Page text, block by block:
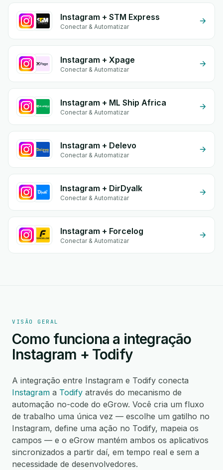
Instagram + STM Express
Conectar & Automatizar
Instagram + Xpage
Conectar & Automatizar
Instagram + ML Ship Africa
Conectar & Automatizar
Instagram + Delevo
Conectar & Automatizar
Instagram + DirDyalk
Conectar & Automatizar
Instagram + Forcelog
Conectar & Automatizar
VISÃO GERAL
Como funciona a integração
Instagram + Todify
A integração entre Instagram e Todify conecta
Instagram a Todify através do mecanismo de
automação no-code do eGrow. Você cria um fluxo
de trabalho uma única vez — escolhe um gatilho no
Instagram, define uma ação no Todify, mapeia os
campos — e o eGrow mantém ambos os aplicativos
sincronizados a partir daí, em tempo real e sem a
necessidade de desenvolvedores.